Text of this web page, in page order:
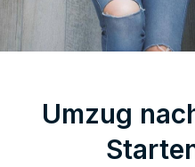
Umzug